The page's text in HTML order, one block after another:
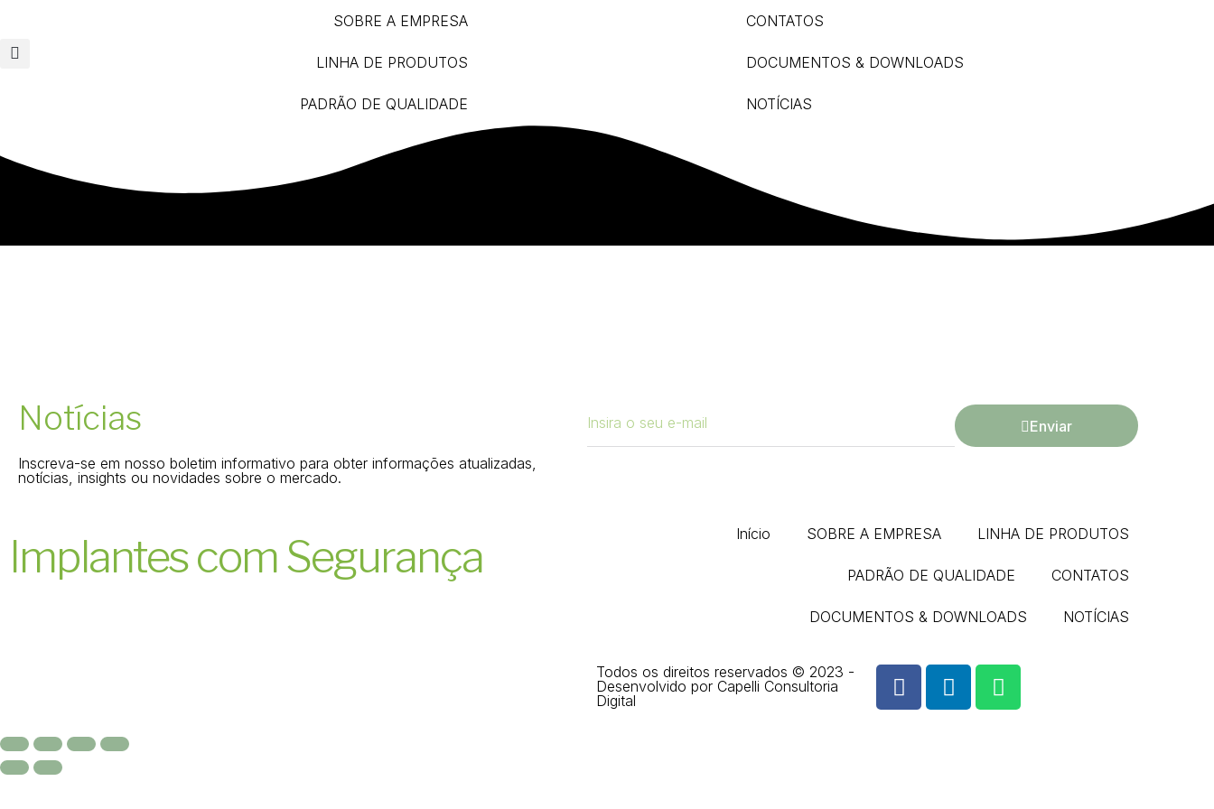
SOBRE A EMPRESA
LINHA DE PRODUTOS
PADRÃO DE QUALIDADE
CONTATOS
DOCUMENTOS & DOWNLOADS
NOTÍCIAS
Notícias
Inscreva-se em nosso boletim informativo para obter informações atualizadas,
notícias, insights ou novidades sobre o mercado.​
Enviar
Implantes com Segurança Início SOBRE A EMPRESA LINHA DE PRODUTOS
PADRÃO DE QUALIDADE CONTATOS
DOCUMENTOS & DOWNLOADS NOTÍCIAS
Todos os direitos reservados © 2023 -
Desenvolvido por Capelli Consultoria
Digital